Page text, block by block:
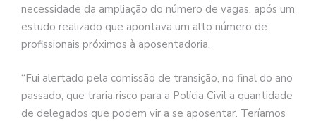
necessidade da ampliação do número de vagas, após um
estudo realizado que apontava um alto número de
profissionais próximos à aposentadoria.
“Fui alertado pela comissão de transição, no final do ano
passado, que traria risco para a Polícia Civil a quantidade
de delegados que podem vir a se aposentar. Teríamos